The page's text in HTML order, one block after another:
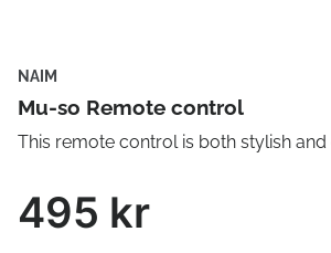
NAIM
Mu-so Remote control
This remote control is both stylish and
495 kr